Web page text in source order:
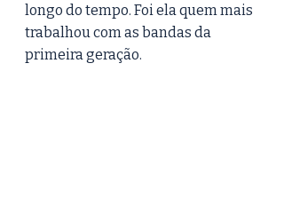
longo do tempo. Foi ela quem mais
trabalhou com as bandas da
primeira geração.